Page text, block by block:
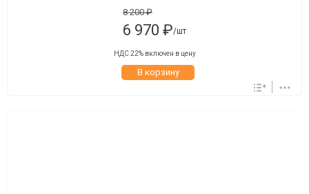
8 200 ₽
6 970 ₽/шт
НДС 22% включен в цену
В корзину